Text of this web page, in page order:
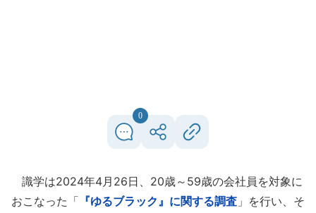
0
識学は2024年4月26日、20歳～59歳の会社員を対象に
おこなった「 『ゆるブラック』に関する調査 」を行い、そ